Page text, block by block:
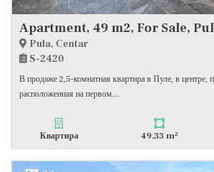
Apartment, 49 m2, For Sale,
Pula, Centar
S-2420
В продаже 2,5-комнатная квартира в Пуле, в
расположенная на первом...
Квартира 49,33 m2